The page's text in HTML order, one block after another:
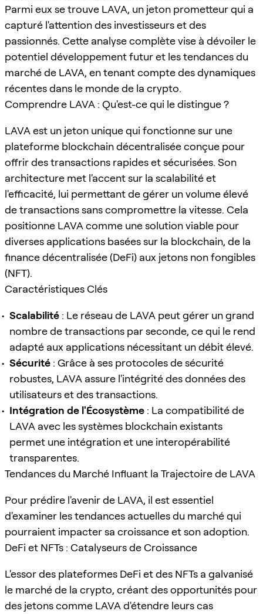
Parmi eux se trouve LAVA, un jeton prometteur qui a
capturé l'attention des investisseurs et des
passionnés. Cette analyse complète vise à dévoiler le
potentiel développement futur et les tendances du
marché de LAVA, en tenant compte des dynamiques
récentes dans le monde de la crypto.
Comprendre LAVA : Qu'est-ce qui le distingue ?
LAVA est un jeton unique qui fonctionne sur une
plateforme blockchain décentralisée conçue pour
offrir des transactions rapides et sécurisées. Son
architecture met l'accent sur la scalabilité et
l'efficacité, lui permettant de gérer un volume élevé
de transactions sans compromettre la vitesse. Cela
positionne LAVA comme une solution viable pour
diverses applications basées sur la blockchain, de la
finance décentralisée (DeFi) aux jetons non fongibles
(NFT).
Caractéristiques Clés
Scalabilité : Le réseau de LAVA peut gérer un grand
nombre de transactions par seconde, ce qui le rend
adapté aux applications nécessitant un débit élevé.
Sécurité : Grâce à ses protocoles de sécurité
robustes, LAVA assure l'intégrité des données des
utilisateurs et des transactions.
Intégration de l'Écosystème : La compatibilité de
LAVA avec les systèmes blockchain existants
permet une intégration et une interopérabilité
transparentes.
Tendances du Marché Influant la Trajectoire de LAVA
Pour prédire l'avenir de LAVA, il est essentiel
d'examiner les tendances actuelles du marché qui
pourraient impacter sa croissance et son adoption.
DeFi et NFTs : Catalyseurs de Croissance
L'essor des plateformes DeFi et des NFTs a galvanisé
le marché de la crypto, créant des opportunités pour
des jetons comme LAVA d'étendre leurs cas